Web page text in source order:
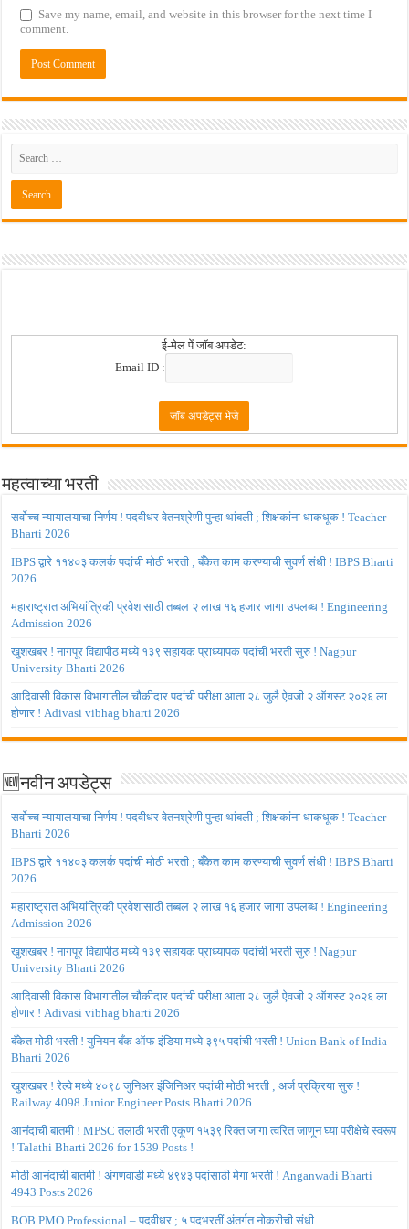
Save my name, email, and website in this browser for the next time I
comment.
ई-मेल पें जॉब अपडेट:
Email ID :
महत्वाच्या भरती
सर्वोच्च न्यायालयाचा निर्णय ! पदवीधर वेतनश्रेणी पुन्हा थांबली ; शिक्षकांना धाकधूक ! Teacher
Bharti 2026
IBPS द्वारे ११४०३ कलर्क पदांची मोठी भरती ; बँकेत काम करण्याची सुवर्ण संधी ! IBPS Bharti
2026
महाराष्ट्रात अभियांत्रिकी प्रवेशासाठी तब्बल २ लाख १६ हजार जागा उपलब्ध ! Engineering
Admission 2026
खुशखबर ! नागपूर विद्यापीठ मध्ये १३९ सहायक प्राध्यापक पदांची भरती सुरु ! Nagpur
University Bharti 2026
आदिवासी विकास विभागातील चौकीदार पदांची परीक्षा आता २८ जुलै ऐवजी २ ऑगस्ट २०२६ ला
होणार ! Adivasi vibhag bharti 2026
🆕नवीन अपडेट्स
सर्वोच्च न्यायालयाचा निर्णय ! पदवीधर वेतनश्रेणी पुन्हा थांबली ; शिक्षकांना धाकधूक ! Teacher
Bharti 2026
IBPS द्वारे ११४०३ कलर्क पदांची मोठी भरती ; बँकेत काम करण्याची सुवर्ण संधी ! IBPS Bharti
2026
महाराष्ट्रात अभियांत्रिकी प्रवेशासाठी तब्बल २ लाख १६ हजार जागा उपलब्ध ! Engineering
Admission 2026
खुशखबर ! नागपूर विद्यापीठ मध्ये १३९ सहायक प्राध्यापक पदांची भरती सुरु ! Nagpur
University Bharti 2026
आदिवासी विकास विभागातील चौकीदार पदांची परीक्षा आता २८ जुलै ऐवजी २ ऑगस्ट २०२६ ला
होणार ! Adivasi vibhag bharti 2026
बँकेत मोठी भरती ! युनियन बँक ऑफ इंडिया मध्ये ३९५ पदांची भरती ! Union Bank of India
Bharti 2026
खुशखबर ! रेल्वे मध्ये ४०९८ जुनिअर इंजिनिअर पदांची मोठी भरती ; अर्ज प्रक्रिया सुरु !
Railway 4098 Junior Engineer Posts Bharti 2026
आनंदाची बातमी ! MPSC तलाठी भरती एकूण १५३९ रिक्त जागा त्वरित जाणून घ्या परीक्षेचे स्वरूप
! Talathi Bharti 2026 for 1539 Posts !
मोठी आनंदाची बातमी ! अंगणवाडी मध्ये ४९४३ पदांसाठी मेगा भरती ! Anganwadi Bharti
4943 Posts 2026
BOB PMO Professional – पदवीधर ; ५ पदभरतीं अंतर्गत नोकरीची संधी